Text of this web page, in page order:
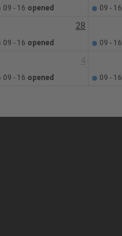
09 - 16 opened 09 - 16
28
09 - 16 opened 09 - 16
09 - 16 opened 09 - 16